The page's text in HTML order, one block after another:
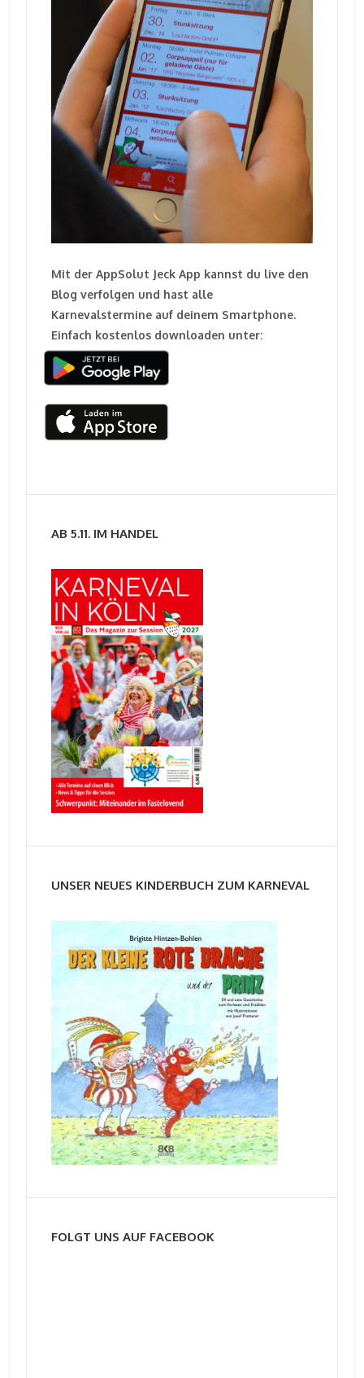
Mit der AppSolut Jeck App kannst du live den
Blog verfolgen und hast alle
Karnevalstermine auf deinem Smartphone.
Einfach kostenlos downloaden unter:
AB 5.11. IM HANDEL
UNSER NEUES KINDERBUCH ZUM KARNEVAL
FOLGT UNS AUF FACEBOOK